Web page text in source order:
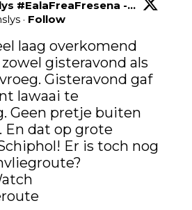
Nordenslys #EalaFreaFresena - #StemZeWeg
· Follow
laag overkomend
gisteravond als
Gisteravond gaf
lawaai te
Geen pretje buiten
En dat op grote
Er is toch nog